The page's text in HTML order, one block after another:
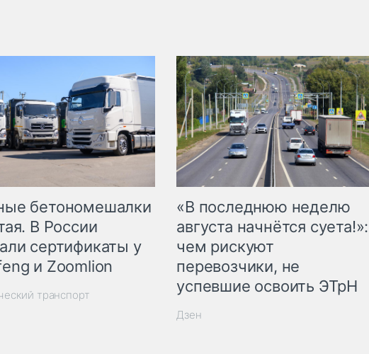
бетономешалки
В России
сертификаты у
и Zoomlion
транспорт
«В последнюю неделю
августа начнётся суета!»:
чем рискуют
перевозчики, не
успевшие освоить ЭТрН
Дзен